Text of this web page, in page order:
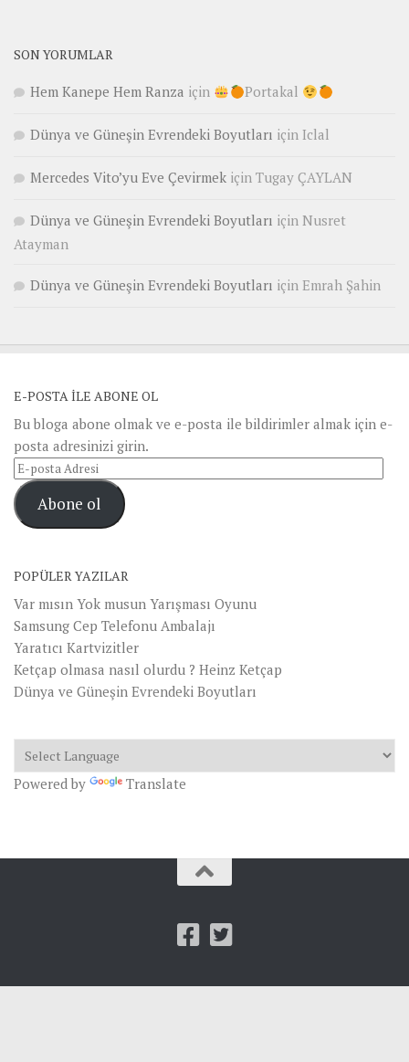
SON YORUMLAR
Hem Kanepe Hem Ranza için Portakal
Dünya ve Güneşin Evrendeki Boyutları için Iclal
Mercedes Vito’yu Eve Çevirmek için Tugay ÇAYLAN
Dünya ve Güneşin Evrendeki Boyutları için Nusret
Atayman
Dünya ve Güneşin Evrendeki Boyutları için Emrah Şahin
E-POSTA ILE ABONE OL
Bu bloga abone olmak ve e-posta ile bildirimler almak için e-
posta adresinizi girin.
E-
posta
AdresiAbone ol
POPÜLER YAZILAR
Var mısın Yok musun Yarışması Oyunu
Samsung Cep Telefonu Ambalajı
Yaratıcı Kartvizitler
Ketçap olmasa nasıl olurdu ? Heinz Ketçap
Dünya ve Güneşin Evrendeki Boyutları
Powered by Translate